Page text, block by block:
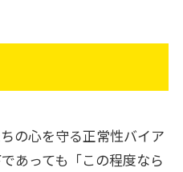
の心を守る正常性バイア
あっても「この程度なら